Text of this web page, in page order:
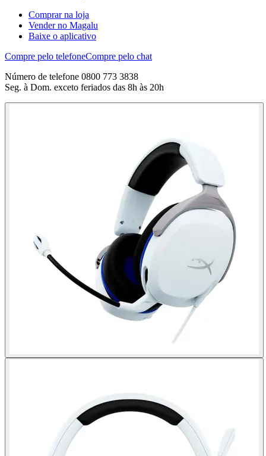
Comprar na loja
Vender no Magalu
Baixe o aplicativo
Compre pelo telefoneCompre pelo chat
Número de telefone 0800 773 3838
Seg. à Dom. exceto feriados das 8h às 20h